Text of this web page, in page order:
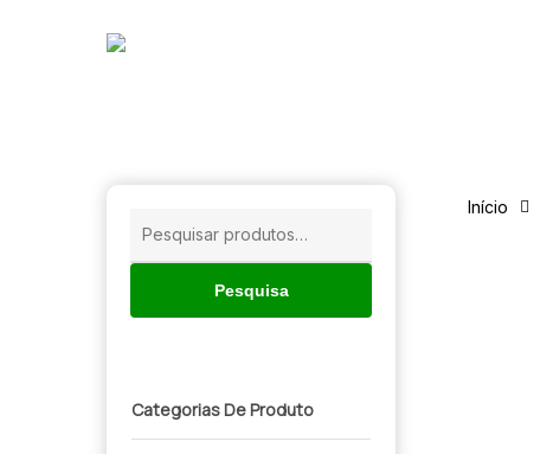
Pesquisa
Categorias De Produto
Início